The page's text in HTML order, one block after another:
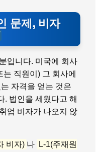
문제, 비자
입니다. 미국에 회사
직원이) 그 회사에
자격을 얻는 것은
. 법인을 세웠다고 해
업 비자가 나오지 않
비자) 나
L-1(주재원